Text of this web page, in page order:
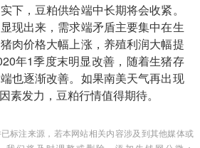
下，豆粕供给端中长期将会收紧。
现出来，需求端矛盾主要集中在生
肉价格大幅上涨，养殖利润大幅提
年1季度末明显改善，随着生猪存
也逐渐改善。如果南美天气再出现
素发力，豆粕行情值得期待。
已标注来源，若本网站相关内容涉及到其他媒体或